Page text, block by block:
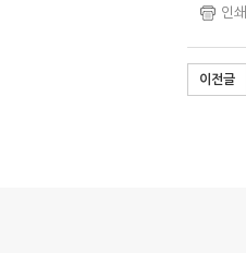
인쇄
이전글